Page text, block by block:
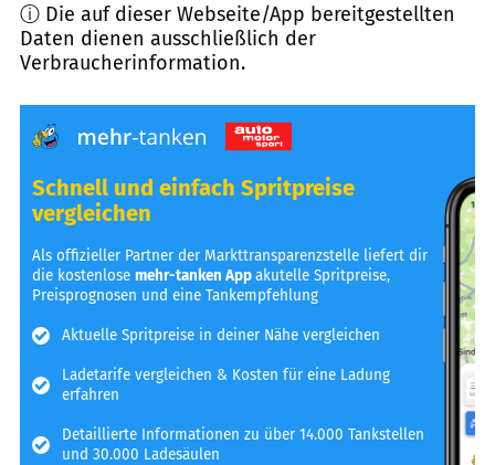
ⓘ Die auf dieser Webseite/App bereitgestellten
Daten dienen ausschließlich der
Verbraucherinformation.
Schnell und einfach Spritpreise
vergleichen
Als offizieller Partner der Markttransparenzstelle liefert dir
die kostenlosemehr-tanken Appakutelle Spritpreise,
Preisprognosen und eine Tankempfehlung
Aktuelle Spritpreise in deiner Nähe vergleichen
Ladetarife vergleichen & Kosten für eine Ladung
erfahren
Detaillierte Informationen zu über 14.000 Tankstellen
und 30.000 Ladesäulen